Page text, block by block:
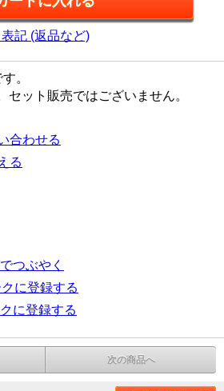
記 (返品など)
。
セット販売ではございません。
合わせる
る
つぶやく
に登録する
に登録する
次の商品へ